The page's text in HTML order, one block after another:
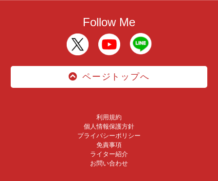
Follow Me
ページトップへ
利用規約
個人情報保護方針
プライバシーポリシー
免責事項
ライター紹介
お問い合わせ